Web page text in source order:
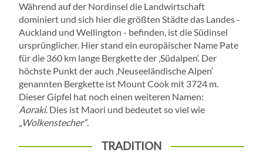
Während auf der Nordinsel die Landwirtschaft
dominiert und sich hier die größten Städte das Landes -
Auckland und Wellington - befinden, ist die Südinsel
ursprünglicher. Hier stand ein europäischer Name Pate
für die 360 km lange Bergkette der ‚Südalpen‘. Der
höchste Punkt der auch ‚Neuseeländische Alpen‘
genannten Bergkette ist Mount Cook mit 3724 m.
Dieser Gipfel hat noch einen weiteren Namen:
Aoraki. Dies ist Maori und bedeutet so viel wie
„Wolkenstecher“.
TRADITION